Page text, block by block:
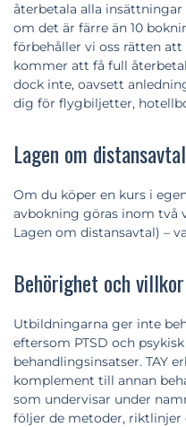
återbetala alla
om det är färre än 10
förbehåller vi oss rätten
kommer att få full
dock inte, oavsett
dig för flygbiljetter,
Lagen om distansavtal
Om du köper en kurs i
avbokning göras inom två
Lagen om distansavtal) –
Behörighet och villkor
Utbildningarna ger inte
eftersom PTSD och
behandlingsinsatser. TAY
komplement till annan
som undervisar under
följer de metoder,